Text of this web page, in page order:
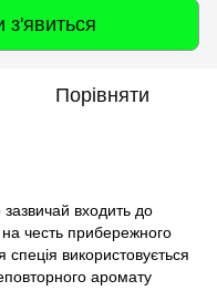
з'явиться
Порівняти
входить до
на честь прибережного
спеція використовується
аромату